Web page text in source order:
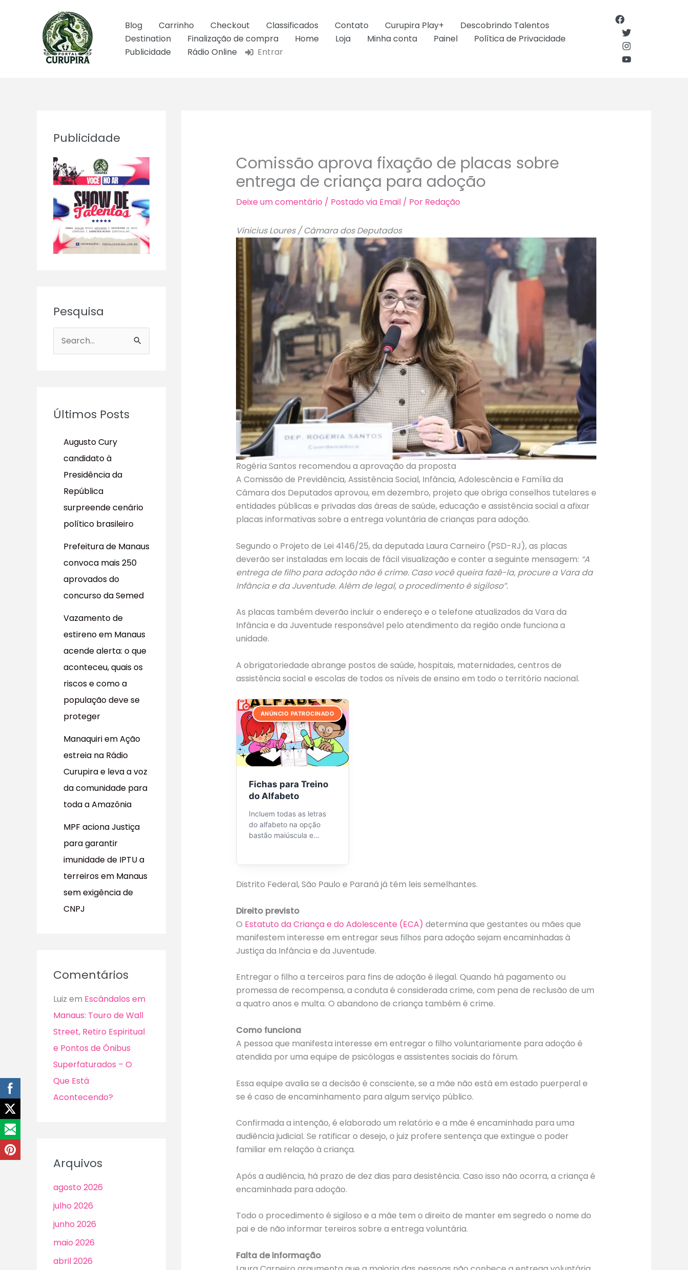
Blog Carrinho Checkout Classificados Contato Curupira Play+
Descobrindo Talentos
Destination
Finalização de compra Home Loja Minha conta Painel
Política de Privacidade
Publicidade
Rádio Online Entrar
Publicidade
Pesquisa
e
Últimos Posts
Augusto Cury
candidato à
Presidência da
República
surpreende cenário
político brasileiro
Prefeitura de Manaus
convoca mais 250
aprovados do
concurso da Semed
Vazamento de
estireno em Manaus
acende alerta: o que
aconteceu, quais os
riscos e como a
população deve se
proteger
Manaquiri em Ação
estreia na Rádio
Curupira e leva a voz
da comunidade para
toda a Amazônia
MPF aciona Justiça
para garantir
imunidade de IPTU a
terreiros em Manaus
sem exigência de
CNPJ
Comentários
Luiz em Escândalos em
Manaus: Touro de Wall
Street, Retiro Espiritual
e Pontos de Ônibus
Superfaturados – O
Que Está
Acontecendo?
Arquivos
agosto 2026
julho 2026
junho 2026
maio 2026
abril 2026
Comissão aprova fixação de placas sobre
entrega de criança para adoção
Deixe um comentário / Postado via Email / Por Redação
Vinicius Loures / Câmara dos Deputados
Rogéria Santos recomendou a aprovação da proposta
A Comissão de Previdência, Assistência Social, Infância, Adolescência e Família da
Câmara dos Deputados aprovou, em dezembro, projeto que obriga conselhos tutelares e
entidades públicas e privadas das áreas de saúde, educação e assistência social a afixar
placas informativas sobre a entrega voluntária de crianças para adoção.
Segundo o Projeto de Lei 4146/25, da deputada Laura Carneiro (PSD-RJ), as placas
deverão ser instaladas em locais de fácil visualização e conter a seguinte mensagem: “A
entrega de filho para adoção não é crime. Caso você queira fazê-la, procure a Vara da
Infância e da Juventude. Além de legal, o procedimento é sigiloso”.
As placas também deverão incluir o endereço e o telefone atualizados da Vara da
Infância e da Juventude responsável pelo atendimento da região onde funciona a
unidade.
A obrigatoriedade abrange postos de saúde, hospitais, maternidades, centros de
assistência social e escolas de todos os níveis de ensino em todo o território nacional.
ANÚNCIO PATROCINADO
Fichas para Treino
do Alfabeto
Incluem todas as letras
do alfabeto na opção
bastão maiúscula e
espaço para a criança
sem apoio de
excelente para crianças
que estão com
dificuldade em traçar as
letras, ou estão iniciando
esse processo. O material
utilizado com caneta para
quadro branco ou como
atividade de caderno.
Distrito Federal, São Paulo e Paraná já têm leis semelhantes.
Direito previsto
O Estatuto da Criança e do Adolescente (ECA) determina que gestantes ou mães que
manifestem interesse em entregar seus filhos para adoção sejam encaminhadas à
Justiça da Infância e da Juventude.
Entregar o filho a terceiros para fins de adoção é ilegal. Quando há pagamento ou
promessa de recompensa, a conduta é considerada crime, com pena de reclusão de um
a quatro anos e multa. O abandono de criança também é crime.
Como funciona
A pessoa que manifesta interesse em entregar o filho voluntariamente para adoção é
atendida por uma equipe de psicólogas e assistentes sociais do fórum.
Essa equipe avalia se a decisão é consciente, se a mãe não está em estado puerperal e
se é caso de encaminhamento para algum serviço público.
Confirmada a intenção, é elaborado um relatório e a mãe é encaminhada para uma
audiência judicial. Se ratificar o desejo, o juiz profere sentença que extingue o poder
familiar em relação à criança.
Após a audiência, há prazo de dez dias para desistência. Caso isso não ocorra, a criança é
encaminhada para adoção.
Todo o procedimento é sigiloso e a mãe tem o direito de manter em segredo o nome do
pai e de não informar tereiros sobre a entrega voluntária.
Falta de informação